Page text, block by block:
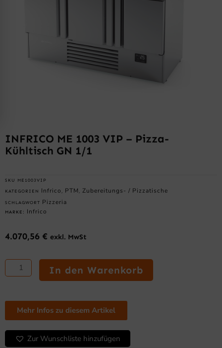
INFRICO ME 1003 VIP – Pizza-
Kühltisch GN 1/1
SKU ME1003VIP
KATEGORIEN Infrico , PTM , Zubereitungs- / Pizzatische
SCHLAGWORT Pizzeria
MARKE: Infrico
4.070,56 € exkl. MwSt
INFRICO
1003
–
Pizza-
Kühltisch
GN
1/1
In den Warenkorb
Mehr Infos zu diesem Artikel
Zur Wunschliste hinzufügen